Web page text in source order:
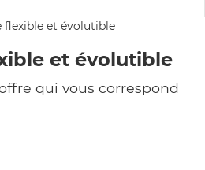
et évolutible
qui vous correspond